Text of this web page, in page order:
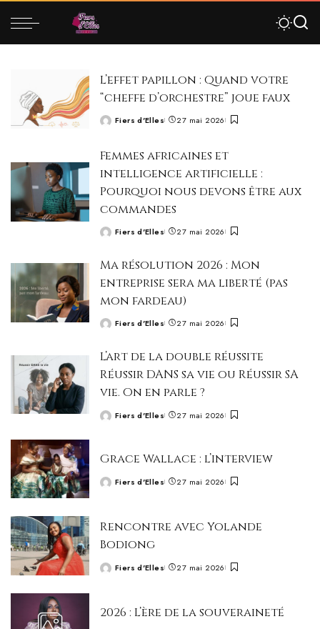
L’effet papillon : Quand votre
“cheffe d’orchestre” joue faux
PostedFiers d'Elles 27 mai 2026
Femmes africaines et
intelligence artificielle :
Pourquoi nous devons être aux
commandes
PostedFiers d'Elles 27 mai 2026
Ma résolution 2026 : Mon
entreprise sera ma liberté (pas
mon fardeau)
PostedFiers d'Elles 27 mai 2026
L’art de la double réussite
Réussir DANS sa vie ou Réussir SA
vie. On en parle ?
PostedFiers d'Elles 27 mai 2026
Grace Wallace : l’interview
PostedFiers d'Elles 27 mai 2026
Rencontre avec Yolande
Bodiong
PostedFiers d'Elles 27 mai 2026
2026 : L’ère de la souveraineté